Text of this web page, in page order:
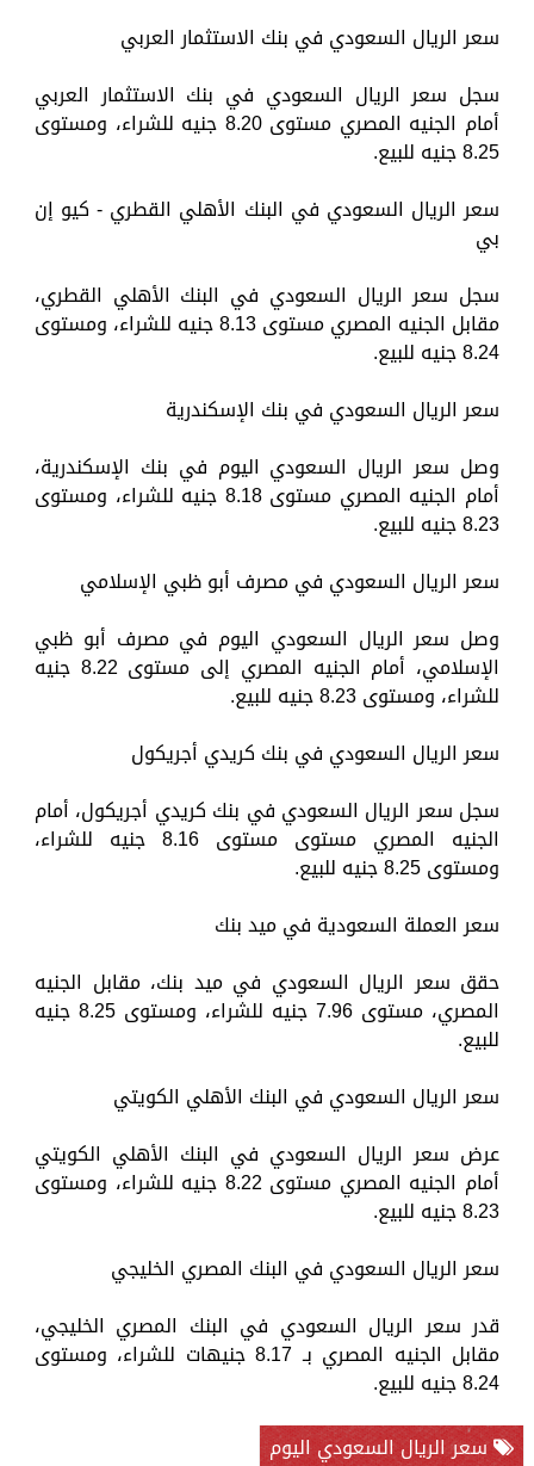
سعر الريال السعودي في بنك الاستثمار العربي
سجل سعر الريال السعودي في بنك الاستثمار العربي
أمام الجنيه المصري مستوى 8.20 جنيه للشراء، ومستوى
8.25 جنيه للبيع.
سعر الريال السعودي في البنك الأهلي القطري - كيو إن
بي
سجل سعر الريال السعودي في البنك الأهلي القطري،
مقابل الجنيه المصري مستوى 8.13 جنيه للشراء، ومستوى
8.24 جنيه للبيع.
سعر الريال السعودي في بنك الإسكندرية
وصل سعر الريال السعودي اليوم في بنك الإسكندرية،
أمام الجنيه المصري مستوى 8.18 جنيه للشراء، ومستوى
8.23 جنيه للبيع.
سعر الريال السعودي في مصرف أبو ظبي الإسلامي
وصل سعر الريال السعودي اليوم في مصرف أبو ظبي
الإسلامي، أمام الجنيه المصري إلى مستوى 8.22 جنيه
للشراء، ومستوى 8.23 جنيه للبيع.
سعر الريال السعودي في بنك كريدي أجريكول
سجل سعر الريال السعودي في بنك كريدي أجريكول، أمام
الجنيه المصري مستوى مستوى 8.16 جنيه للشراء،
ومستوى 8.25 جنيه للبيع.
سعر العملة السعودية في ميد بنك
حقق سعر الريال السعودي في ميد بنك، مقابل الجنيه
المصري، مستوى 7.96 جنيه للشراء، ومستوى 8.25 جنيه
للبيع.
سعر الريال السعودي في البنك الأهلي الكويتي
عرض سعر الريال السعودي في البنك الأهلي الكويتي
أمام الجنيه المصري مستوى 8.22 جنيه للشراء، ومستوى
8.23 جنيه للبيع.
سعر الريال السعودي في البنك المصري الخليجي
قدر سعر الريال السعودي في البنك المصري الخليجي،
مقابل الجنيه المصري بـ 8.17 جنيهات للشراء، ومستوى
8.24 جنيه للبيع.
سعر الريال السعودي اليوم